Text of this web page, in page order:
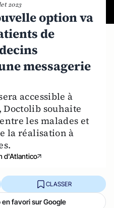
2023
option va
de
messagerie
accessible à
souhaite
les malades et
la réalisation à
d'Atlantico
CLASSER
favori sur Google